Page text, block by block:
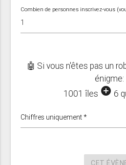
Combien de personnes inscrivez-vous
🤖 Si vous n'êtes pas un
énigme:
1001 îles add_circle 6
Chiffres uniquement *
CET